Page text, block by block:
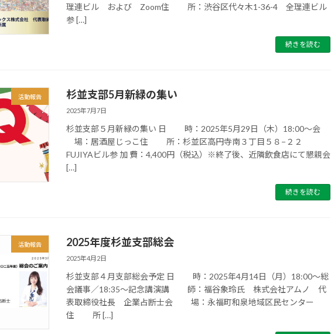
理連ビル および Zoom住 所：渋谷区代々木1-36-4 全理連ビル
参 […]
続きを読む
活動報告 杉並支部5月新緑の集い
2025年7月7日
杉並支部５月新緑の集い 日 時：2025年5月29日（木）18:00～会
場：居酒屋じっこ住 所：杉並区高円寺南３丁目５８−２２
FUJIYAビル参 加 費：4,400円（税込）※終了後、近隣飲食店にて懇親会
[…]
続きを読む
活動報告 2025年度杉並支部総会
2025年4月2日
杉並支部４月支部総会予定 日 時：2025年4月14日（月）18:00～総
会議事／18:35～記念講演講 師：福谷象玲氏 株式会社アムノ 代
表取締役社長 企業占断士会 場：永福町和泉地域区民センター
住 所 […]